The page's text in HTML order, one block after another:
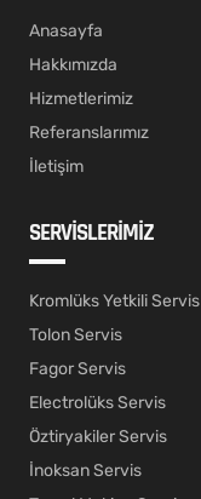
Anasayfa
Hakkımızda
Hizmetlerimiz
Referanslarımız
İletişim
SERVİSLERİMİZ
Kromlüks Yetkili Servis
Tolon Servis
Fagor Servis
Electrolüks Servis
Öztiryakiler Servis
İnoksan Servis